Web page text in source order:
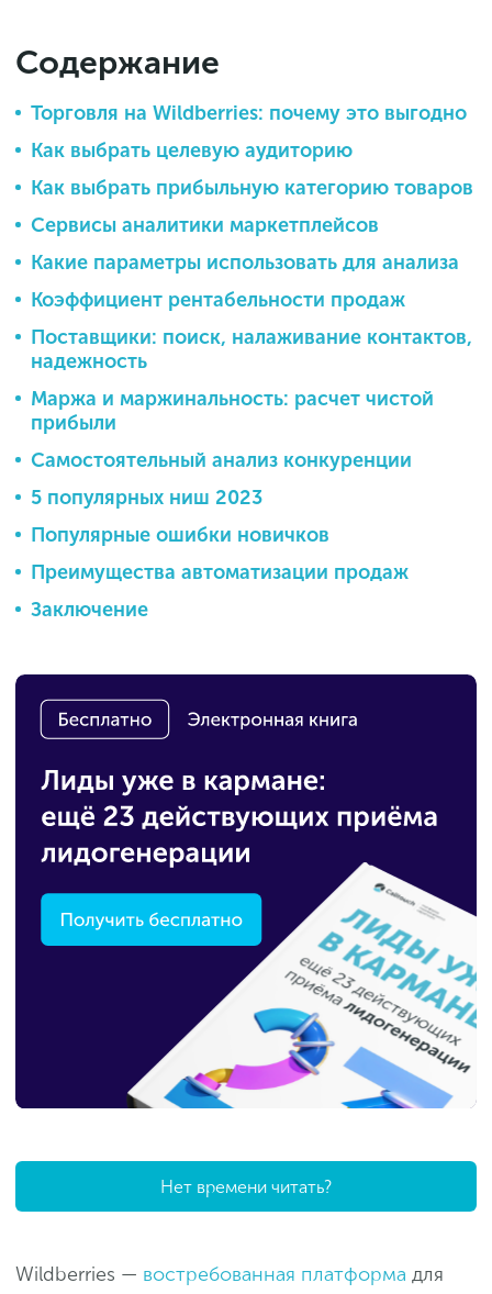
Содержание
Торговля на Wildberries: почему это выгодно
Как выбрать целевую аудиторию
Как выбрать прибыльную категорию товаров
Сервисы аналитики маркетплейсов
Какие параметры использовать для анализа
Коэффициент рентабельности продаж
Поставщики: поиск, налаживание контактов,
надежность
Маржа и маржинальность: расчет чистой
прибыли
Самостоятельный анализ конкуренции
5 популярных ниш 2023
Популярные ошибки новичков
Преимущества автоматизации продаж
Заключение
Нет времени читать?
Wildberries — востребованная платформа для